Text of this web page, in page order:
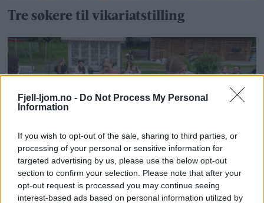
Fjell-ljom.no - Do Not Process My Personal
Information
If you wish to opt-out of the sale, sharing to third parties, or
processing of your personal or sensitive information for
targeted advertising by us, please use the below opt-out
section to confirm your selection. Please note that after your
opt-out request is processed you may continue seeing
interest-based ads based on personal information utilized by
Tre søkere til vikariatstilling
120 millioner til praktisk skole – dette
får Røros og Holtålen